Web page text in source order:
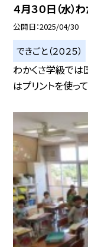
４月３０日（水
公開日 2025/04/30
できごと（２０２５）
わかくさ学級では
はプリントを使っ